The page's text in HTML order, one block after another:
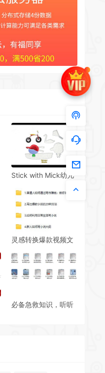
Stick with Mick幼儿
全20集
灵感转换爆款视频文
指南
必备急救知识，听听